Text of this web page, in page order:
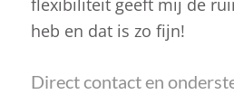
flexibiliteit geeft mij de
heb en dat is zo fijn!
Direct contact en